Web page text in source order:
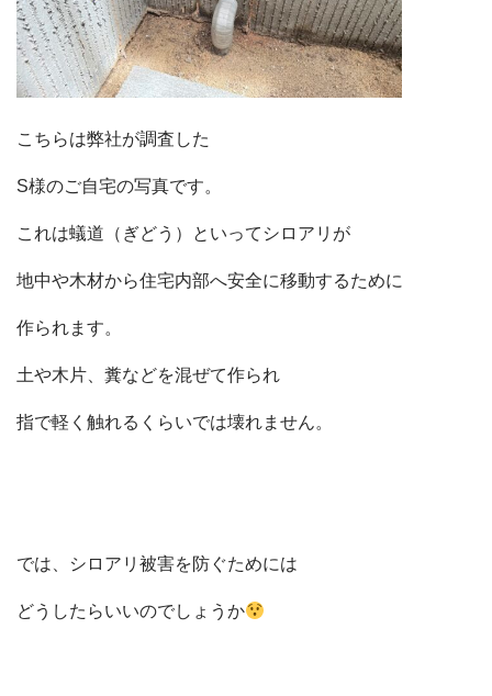
選ばれる理由
現場ブログ
営業時間10：00～18：00（日祝除く）
まずはメールでご相談
こちらは弊社が調査した
S様のご自宅の写真です。
これは蟻道（ぎどう）といってシロアリが
地中や木材から住宅内部へ安全に移動するために
作られます。
土や木片、糞などを混ぜて作られ
指で軽く触れるくらいでは壊れません。
では、シロアリ被害を防ぐためには
どうしたらいいのでしょうか